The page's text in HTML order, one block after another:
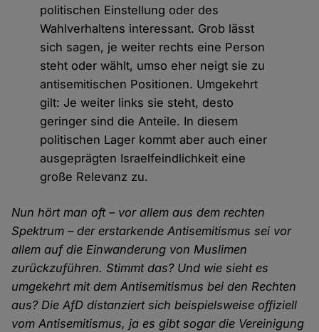
politischen Einstellung oder des
Wahlverhaltens interessant. Grob lässt
sich sagen, je weiter rechts eine Person
steht oder wählt, umso eher neigt sie zu
antisemitischen Positionen. Umgekehrt
gilt: Je weiter links sie steht, desto
geringer sind die Anteile. In diesem
politischen Lager kommt aber auch einer
ausgeprägten Israelfeindlichkeit eine
große Relevanz zu.
Nun hört man oft – vor allem aus dem rechten
Spektrum – der erstarkende Antisemitismus sei vor
allem auf die Einwanderung von Muslimen
zurückzuführen. Stimmt das? Und wie sieht es
umgekehrt mit dem Antisemitismus bei den Rechten
aus? Die AfD distanziert sich beispielsweise offiziell
vom Antisemitismus, ja es gibt sogar die Vereinigung